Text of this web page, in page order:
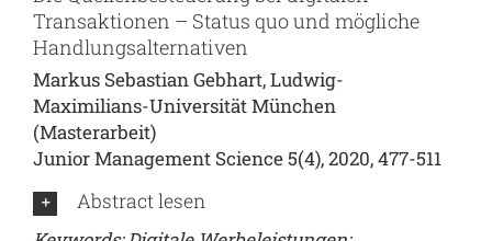
Transaktionen – Status quo und mögliche
Handlungsalternativen
Markus Sebastian Gebhart,Ludwig-
Maximilians-Universität München
(Masterarbeit)
Junior Management Science 5(4), 2020, 477-511
Abstract lesen